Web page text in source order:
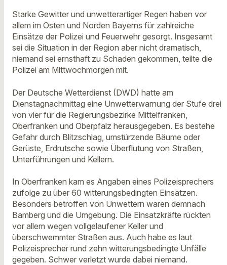
Starke Gewitter und unwetterartiger Regen haben vor
allem im Osten und Norden Bayerns für zahlreiche
Einsätze der Polizei und Feuerwehr gesorgt. Insgesamt
sei die Situation in der Region aber nicht dramatisch,
niemand sei ernsthaft zu Schaden gekommen, teilte die
Polizei am Mittwochmorgen mit.
Der Deutsche Wetterdienst (DWD) hatte am
Dienstagnachmittag eine Unwetterwarnung der Stufe drei
von vier für die Regierungsbezirke Mittelfranken,
Oberfranken und Oberpfalz herausgegeben. Es bestehe
Gefahr durch Blitzschlag, umstürzende Bäume oder
Gerüste, Erdrutsche sowie Überflutung von Straßen,
Unterführungen und Kellern.
In Oberfranken kam es Angaben eines Polizeisprechers
zufolge zu über 60 witterungsbedingten Einsätzen.
Besonders betroffen von Unwettern waren demnach
Bamberg und die Umgebung. Die Einsatzkräfte rückten
vor allem wegen vollgelaufener Keller und
überschwemmter Straßen aus. Auch habe es laut
Polizeisprecher rund zehn witterungsbedingte Unfälle
gegeben. Schwer verletzt wurde dabei niemand.